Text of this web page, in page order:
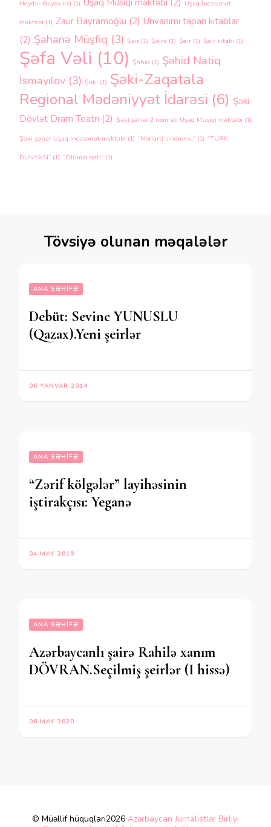
Heydər Əliyev irsi (1) Uşaq Musiqi məktəbi (2) Uşaq İncəsənət
məktəbi (1) Zaur Bayramoğlu (2) Ünvanımı tapan kitablar
(2) Şahanə Müşfiq (3) Şair (1) Şairə (1) Şeir (1) Şeir kitabı (1)
Şəfa Vəli (10) Şəhid (1) Şəhid Natiq
İsmayılov (3) Şəki (1) Şəki-Zaqatala
Regional Mədəniyyət İdarəsi (6) Şəki
Dövlət Dram Teatrı (2) Şəki şəhər 2 nömrəli Uşaq Musiqi məktəbi (1)
Şəki şəhər Uşaq İncəsənət məktəbi (1) “Moriarti sindromu” (1) “TÜRK
DÜNYASI” (1) “Ölümlə qətl” (1)
Tövsiyə olunan məqalələr
ANA SƏHIFƏ
Debüt: Sevinc YUNUSLU
(Qazax).Yeni şeirlər
06 YANVAR 2014
ANA SƏHIFƏ
“Zərif kölgələr” layihəsinin
iştirakçısı: Yeganə
04 MAY 2019
ANA SƏHIFƏ
Azərbaycanlı şairə Rahilə xanım
DÖVRAN.Seçilmiş şeirlər (I hissə)
06 MAY 2020
© Müəllif hüquqları2026 Azərbaycan Jurnalistlər Birliyi